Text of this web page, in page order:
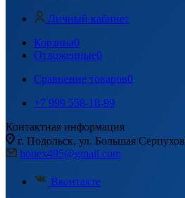
Личный кабинет
Корзина0
Отложенные0
Сравнение товаров0
+7 999 558-18-99
Контактная информация
г. Подольск, ул. Большая
honex495@gmail.com
Вконтакте